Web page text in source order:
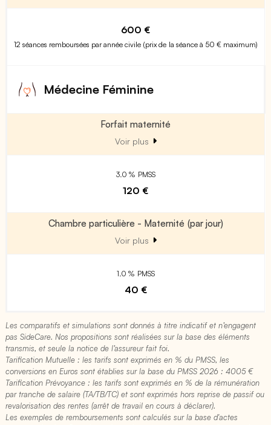
600 €
12 séances remboursées par année civile (prix de la séance à 50 € maximum)
Médecine Féminine
Forfait maternité
Voir plus
3.0 % PMSS
120 €
Chambre particulière - Maternité (par jour)
Voir plus
1.0 % PMSS
40 €
Les comparatifs et simulations sont donnés à titre indicatif et n’engagent
pas SideCare. Nos propositions sont réalisées sur la base des éléments
transmis, et seule la notice de l’assureur fait foi.
Tarification Mutuelle : les tarifs sont exprimés en % du PMSS, les
conversions en Euros sont établies sur la base du PMSS 2026 : 4005 €​
Tarification Prévoyance : les tarifs sont exprimés en % de la rémunération
par tranche de salaire (TA/TB/TC) et sont exprimés hors reprise de passif ou
revalorisation des rentes (arrêt de travail en cours à déclarer).
Les exemples de remboursements sont calculés sur la base d'actes